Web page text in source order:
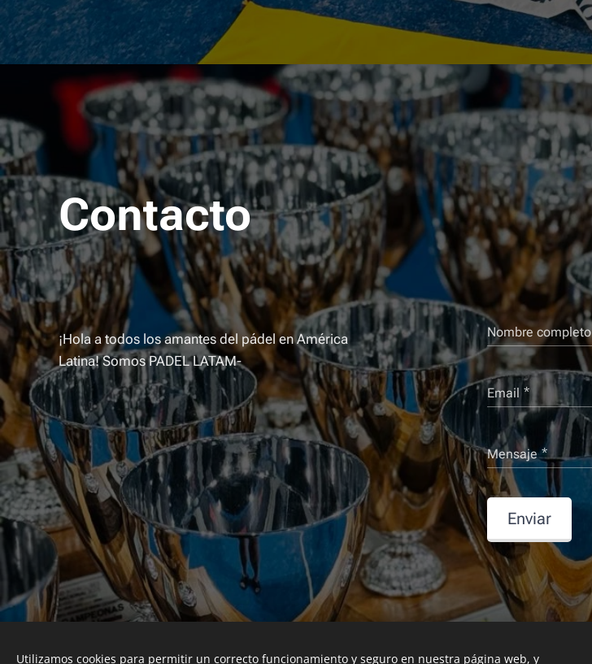
Contacto
¡Hola a todos los amantes del pádel en América
Latina! Somos PADEL LATAM-
Nombre completo
Email
Mensaje
Enviar
Utilizamos cookies para permitir un correcto funcionamiento y seguro en nuestra página web, y